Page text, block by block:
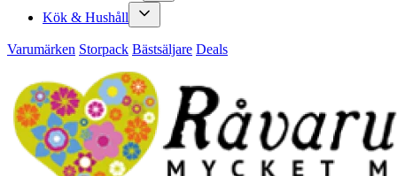
Kök & Hushåll
Varumärken Storpack Bästsäljare Deals